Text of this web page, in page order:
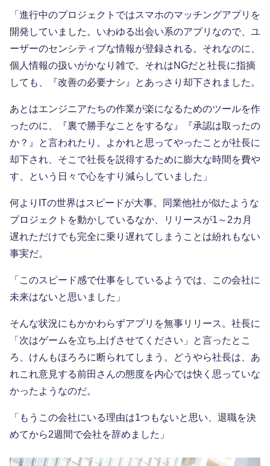
「進行中のプロジェクトではスマホのマッチングアプリを
開発していました。いわゆる出会い系のアプリなので、ユ
ーザーのセンシティブな情報が登録される。それなのに、
個人情報の扱いがかなり雑で。それはNGだと社長に指摘
しても、『改善の必要ナシ』とあっさり却下されました。
あとはエンジニアたちの作業が楽になるためのツールを作
ったのに、『裏で勝手なことをするな』『承認は取ったの
か？』と言われたり。よかれと思ってやったことが社長に
却下され、そこで社長を説得するために膨大な時間を費や
す、という日々で心をすり減らしていました」
何よりITの世界はスピードが大事。同業他社が似たような
プロジェクトを動かしているなか、リリースが1～2カ月
遅れただけでも完全に乗り遅れてしまうことは紛れもない
事実だ。
「このスピード感で仕事をしているようでは、この会社に
未来はないと思いました」
そんな状況にもかかわらずアプリを無事リリース。社長に
「次はゲームを立ち上げさせてください」と言ったとこ
ろ、けんもほろろに断られてしまう。どうやら社長は、あ
れこれ意見する前田さんの態度を内心では快く思っていな
かったようなのだ。
「もうこの会社にいる理由は1つもないと思い、退職を決
めてから2週間で会社を辞めました」